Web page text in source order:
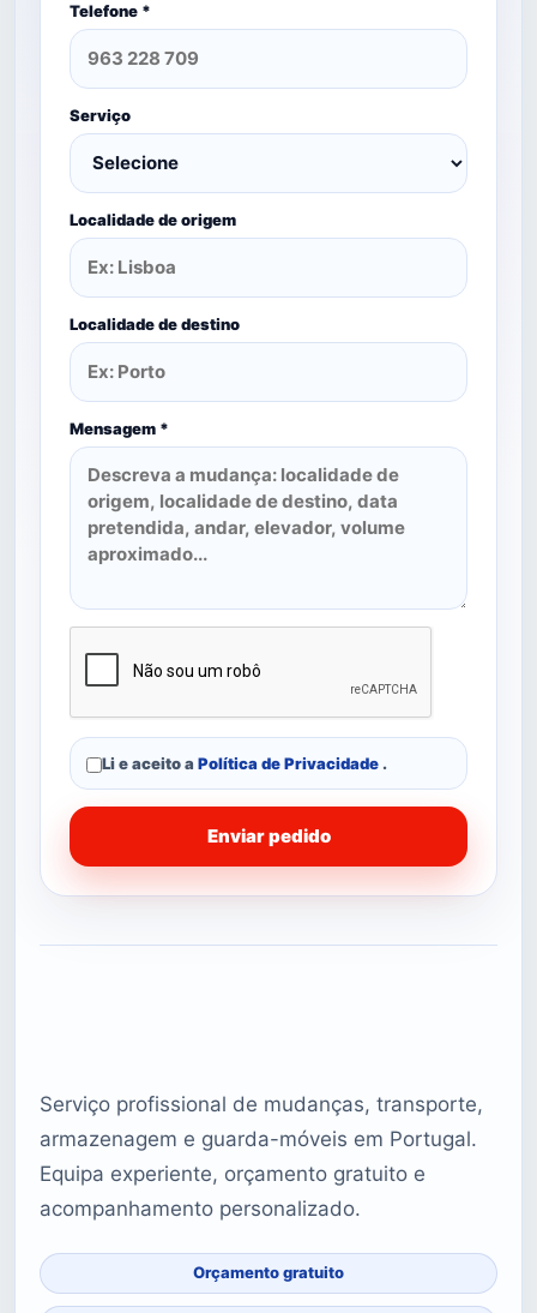
Telefone *
Serviço
Localidade de origem
Localidade de destino
Mensagem *
Li e aceito a Política de Privacidade .
Enviar pedido
Serviço profissional de mudanças, transporte,
armazenagem e guarda-móveis em Portugal.
Equipa experiente, orçamento gratuito e
acompanhamento personalizado.
Orçamento gratuito